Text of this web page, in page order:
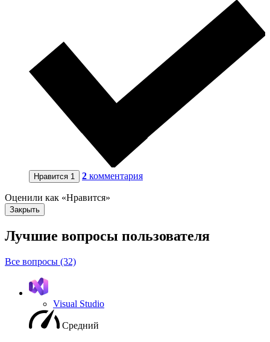
Нравится 1 2 комментария
Оценили как «Нравится»
Закрыть
Лучшие вопросы пользователя
Все вопросы (32)
Visual Studio
Средний